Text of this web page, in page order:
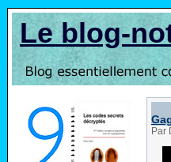
Le blog-
Par